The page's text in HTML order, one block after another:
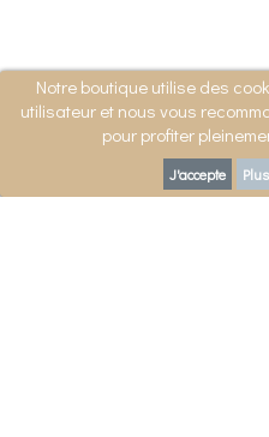
Notre boutique utilise des
utilisateur et nous vous
pour profiter
J'accepte